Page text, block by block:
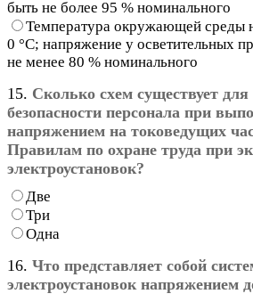
быть не более 95 % номинального
Температура окружающей среды
0 °С; напряжение у осветительных
не менее 80 % номинального
15. Сколько схем существует для
безопасности персонала при
напряжением на токоведущих
Правилам по охране труда при
электроустановок?
Две
Три
Одна
16. Что представляет собой
электроустановок напряжением